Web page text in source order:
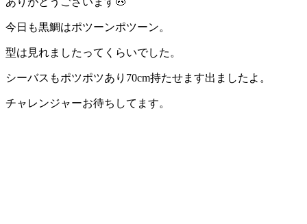
今日も黒鯛はポツーンポツーン。
型は見れましたってくらいでした。
シーバスもポツポツあり70cm持たせます出ましたよ。
チャレンジャーお待ちしてます。